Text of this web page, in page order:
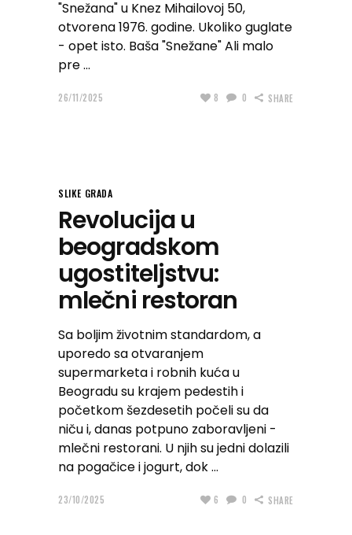
"Snežana" u Knez Mihailovoj 50,
otvorena 1976. godine. Ukoliko guglate
- opet isto. Baša "Snežane" Ali malo
pre
26/11/2025 8 0 SHARE
SLIKE GRADA
Revolucija u
beogradskom
ugostiteljstvu:
mlečni restoran
Sa boljim životnim standardom, a
uporedo sa otvaranjem
supermarketa i robnih kuća u
Beogradu su krajem pedestih i
početkom šezdesetih počeli su da
niču i, danas potpuno zaboravljeni -
mlečni restorani. U njih su jedni dolazili
na pogačice i jogurt, dok
23/10/2025 6 0 SHARE